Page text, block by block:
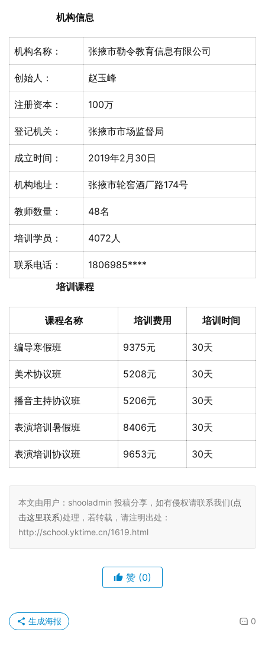
机构信息
机构名称： 张掖市勒令教育信息有限公司
创始人： 赵玉峰
注册资本： 100万
登记机关： 张掖市市场监督局
成立时间： 2019年2月30日
机构地址： 张掖市轮窖酒厂路174号
教师数量： 48名
培训学员： 4072人
联系电话：
1806985****
培训课程
课程名称 培训费用 培训时间
编导寒假班 9375元 30天
美术协议班 5208元 30天
播音主持协议班 5206元 30天
表演培训暑假班 8406元 30天
表演培训协议班 9653元 30天
本文由用户：shooladmin 投稿分享，如有侵权请联系我们(点
击这里联系)处理，若转载，请注明出处：
http://school.yktime.cn/1619.html
赞 (0)
0
生成海报